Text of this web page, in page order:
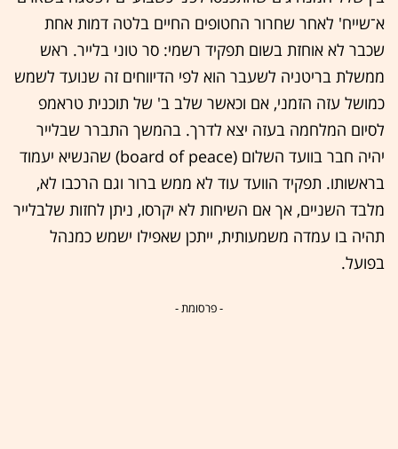
א־שייח' לאחר שחרור החטופים החיים בלטה דמות אחת
שכבר לא אוחזת בשום תפקיד רשמי: סר טוני בלייר. ראש
ממשלת בריטניה לשעבר הוא לפי הדיווחים זה שנועד לשמש
כמושל עזה הזמני, אם וכאשר שלב ב' של תוכנית טראמפ
לסיום המלחמה בעזה יצא לדרך. בהמשך התברר שבלייר
יהיה חבר בוועד השלום (board of peace) שהנשיא יעמוד
בראשותו. תפקיד הוועד עוד לא ממש ברור וגם הרכבו לא,
מלבד השניים, אך אם השיחות לא יקרסו, ניתן לחזות שלבלייר
תהיה בו עמדה משמעותית, ייתכן שאפילו ישמש כמנהל
בפועל.
- פרסומת -